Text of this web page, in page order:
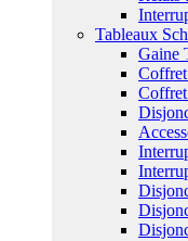
Tableaux
Gaine